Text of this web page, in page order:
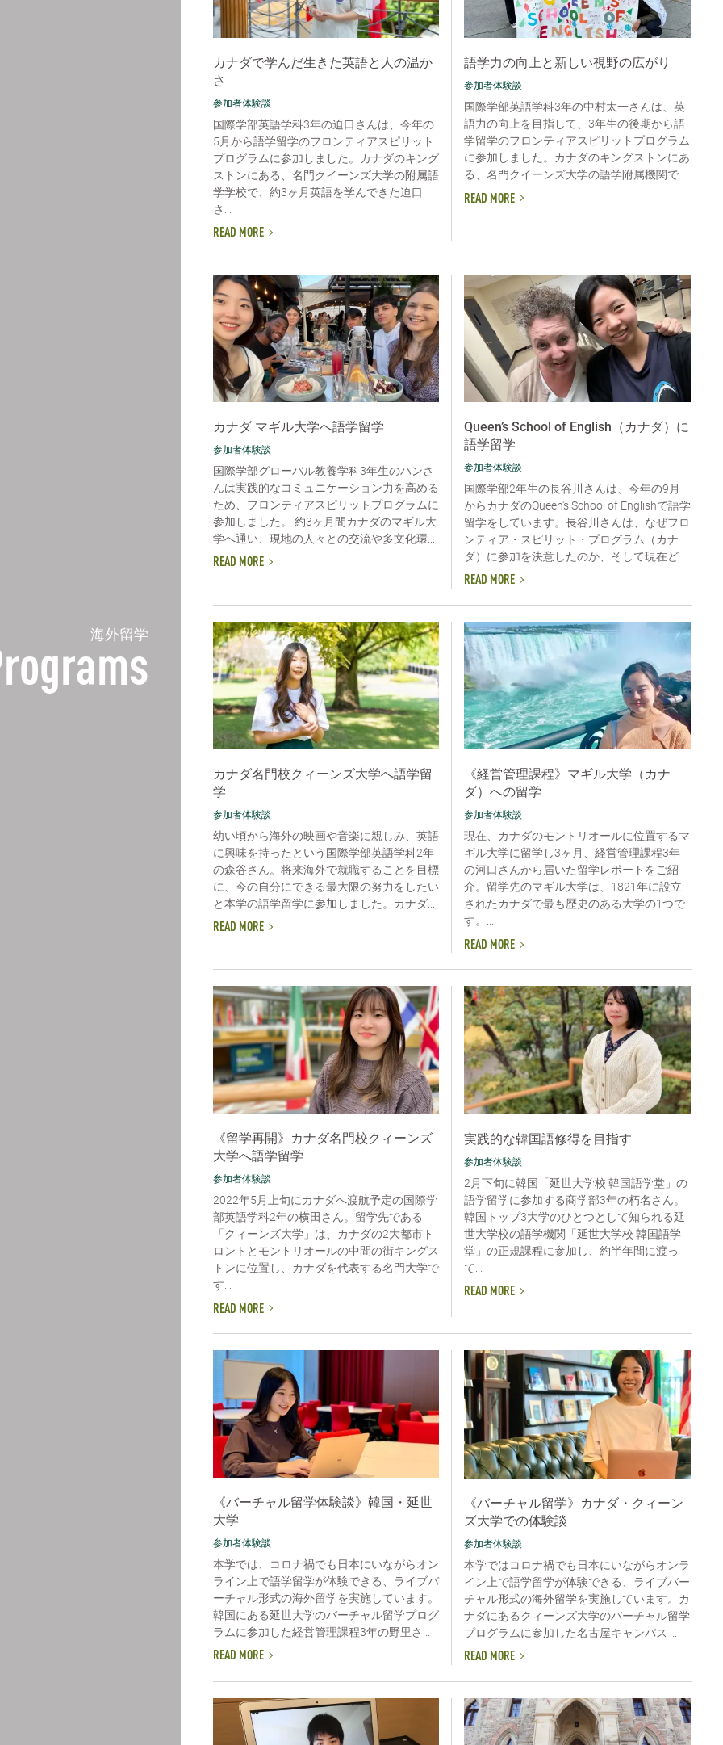
海外留学
カナダで学んだ生きた英語と人の温か
さ
参加者体験談
国際学部英語学科3年の迫口さんは、今年の
5月から語学留学のフロンティアスピリット
プログラムに参加しました。カナダのキング
ストンにある、名門クイーンズ大学の附属語
学学校で、約3ヶ月英語を学んできた迫口
さ...
READ MORE
語学力の向上と新しい視野の広がり
参加者体験談
国際学部英語学科3年の中村太一さんは、英
語力の向上を目指して、3年生の後期から語
学留学のフロンティアスピリットプログラム
に参加しました。カナダのキングストンにあ
る、名門クイーンズ大学の語学附属機関で...
READ MORE
カナダ マギル大学へ語学留学
参加者体験談
国際学部グローバル教養学科3年生のハンさ
んは実践的なコミュニケーション力を高める
ため、フロンティアスピリットプログラムに
参加しました。 約3ヶ月間カナダのマギル大
学へ通い、現地の人々との交流や多文化環...
READ MORE
Queen’s School of English（カナダ）に
語学留学
参加者体験談
国際学部2年生の長谷川さんは、今年の9月
からカナダのQueen's School of Englishで語学
留学をしています。長谷川さんは、なぜフロ
ンティア・スピリット・プログラム（カナ
ダ）に参加を決意したのか、そして現在ど...
READ MORE
カナダ名門校クィーンズ大学へ語学留
学
参加者体験談
幼い頃から海外の映画や音楽に親しみ、英語
に興味を持ったという国際学部英語学科2年
の森谷さん。将来海外で就職することを目標
に、今の自分にできる最大限の努力をしたい
と本学の語学留学に参加しました。カナダ...
READ MORE
《経営管理課程》マギル大学（カナ
ダ）への留学
参加者体験談
現在、カナダのモントリオールに位置するマ
ギル大学に留学し3ヶ月、経営管理課程3年
の河口さんから届いた留学レポートをご紹
介。留学先のマギル大学は、1821年に設立
されたカナダで最も歴史のある大学の1つで
す。...
READ MORE
《留学再開》カナダ名門校クィーンズ
大学へ語学留学
参加者体験談
2022年5月上旬にカナダへ渡航予定の国際学
部英語学科2年の横田さん。留学先である
「クィーンズ大学」は、カナダの2大都市ト
ロントとモントリオールの中間の街キングス
トンに位置し、カナダを代表する名門大学で
す...
READ MORE
実践的な韓国語修得を目指す
参加者体験談
2月下旬に韓国「延世大学校 韓国語学堂」の
語学留学に参加する商学部3年の朽名さん。
韓国トップ3大学のひとつとして知られる延
世大学校の語学機関「延世大学校 韓国語学
堂」の正規課程に参加し、約半年間に渡っ
て...
READ MORE
《バーチャル留学体験談》韓国・延世
大学
参加者体験談
本学では、コロナ禍でも日本にいながらオン
ライン上で語学留学が体験できる、ライブバ
ーチャル形式の海外留学を実施しています。
韓国にある延世大学のバーチャル留学プログ
ラムに参加した経営管理課程3年の野里さ...
READ MORE
《バーチャル留学》カナダ・クィーン
ズ大学での体験談
参加者体験談
本学ではコロナ禍でも日本にいながらオンラ
イン上で語学留学が体験できる、ライブバー
チャル形式の海外留学を実施しています。カ
ナダにあるクィーンズ大学のバーチャル留学
プログラムに参加した名古屋キャンパス ...
READ MORE